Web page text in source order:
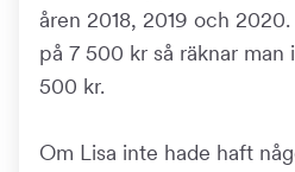
åren 2018, 2019 och
på 7 500 kr så räknar man
500 kr.
Om Lisa inte hade haft